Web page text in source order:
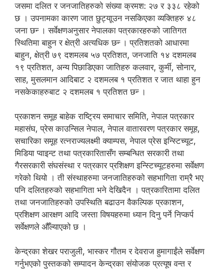
जसमा दलित र जनजातिहरुको संख्या क्रमश: २७ र ३३८ रहेको
छ । उपनामका कारण जात छुट्याूउन नसकिएका व्यक्तिहरु ४८
जना छन्‍ । सर्वेक्षणअनुसार नेपालका पत्रकारहरुको जातिगत
स्थितिमा बाहुन र क्षेत्री अत्यधिक छन्‍ । प्रतिशतको आधारमा
बाहुन, क्षेत्री ७९ दशमलब ५७ प्रतिशत, जनजाति १४ दशमलब
१९ प्रतिशत, अन्य पिछाडिएका जातिहरु कलवार, कुर्मी, सोनार,
साह, मुसलमान आदिबाट २ दशमलब १ प्रतिशत र जात थाहा हुन
नसकेकाहरुबाट २ दशमलब १ प्रतिशत छन्‍ ।
प्रकाशन समूह बाहेक राष्ट्रिय समाचार समिति, नेपाल पत्रकार
महासंघ, प्रेस काउन्सिल नेपाल, नेपाल वातारवरण पत्रकार समूह,
सचारिका समूह रत्नराज्यलक्ष्मी क्याम्पस, नेपाल प्रेस इन्स्टिच्यूट,
मिडिया प्वाइन्ट तथा पत्रकारितासँग सम्बन्धित सरकारी तथा
गैरसरकारी संघसंस्था र पत्रकार प्रशिक्षण इन्स्टिच्यूटहरुमा सर्वेक्षण
गरेको थियो । ती संस्थाहरुमा जनजातिहरुको सहभागिता राम्रै भए
पनि दलितहरुको सहभागिता भने देखिदैन । पत्रकारितामा दलित
तथा जनजातिहरुको उपस्थिति बढाउन वैकल्पिक प्रकाशन,
प्रशिक्षण आरक्षण आदि जस्ता विषयहरुमा ध्यान दिनु पर्ने निप्कर्प
सर्वेक्षणले औँल्याएको छ ।
केन्द्रका शेखर पराजुली, भास्कर गौतम र देवराज हुमागाईंले सर्वेक्षण
गर्नुभएको पुस्तकको सम्पादन केन्द्रका संयोजक प्रत्यूष वन्त र